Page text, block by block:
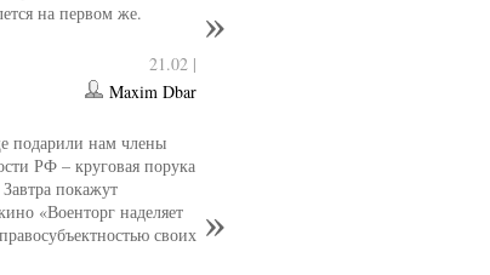
на первом же.
21.02 |
Maxim Dbar
подарили нам члены
РФ – круговая порука
покажут
«Военторг наделяет
своих